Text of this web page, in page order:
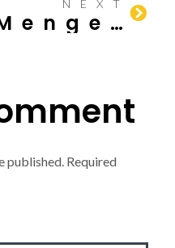
NEXT
Mengenal Jenis-Jenis Batako
published. Required